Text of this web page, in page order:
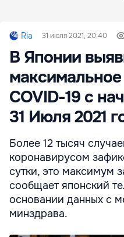
Ria 31 июля 2021, 20:40
В Японии
COVID-19 с
31 Июля 2021
Более 12 тысяч
коронавирусом
сутки, это максимум
сообщает японский
основании данных с
минздрава.